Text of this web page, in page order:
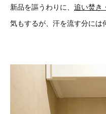
新品を謳うわりに、 追い焚き
気もするが、汗を流す分には